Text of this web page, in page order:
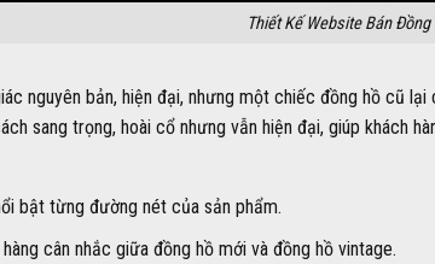
Thiết Kế Website Bán
nguyên bản, hiện đại, nhưng một chiếc đồng hồ cũ
sang trọng, hoài cổ nhưng vẫn hiện đại, giúp khách
bật từng đường nét của sản phẩm.
cân nhắc giữa đồng hồ mới và đồng hồ vintage.